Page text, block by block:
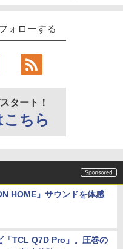
ォローする
タート！
こちら
HOME」サウンドを体感
「TCL Q7D Pro」。圧巻の